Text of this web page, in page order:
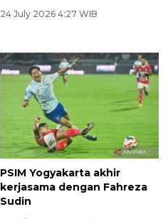
24 July 2026 4:27 WIB
PSIM Yogyakarta akhir
kerjasama dengan Fahreza
Sudin